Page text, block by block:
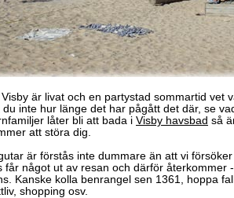
är livat och en partystad sommartid vet
du inte hur länge det har pågått det där, se
låter bli att bada i Visby havsbad så
att störa dig.
är förstås inte dummare än att vi
får något ut av resan och därför återkommer
Kanske kolla benrangel sen 1361, hoppa
shopping osv.